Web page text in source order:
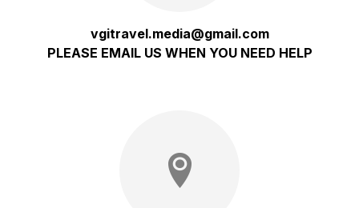
vgitravel.media@gmail.com
PLEASE EMAIL US WHEN YOU NEED HELP